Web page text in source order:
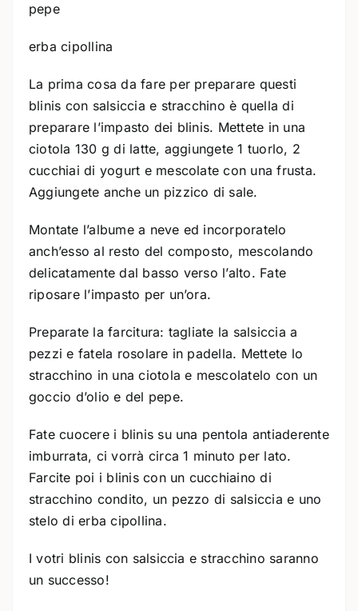
pepe
erba cipollina
La prima cosa da fare per preparare questi
blinis con salsiccia e stracchino è quella di
preparare l’impasto dei blinis. Mettete in una
ciotola 130 g di latte, aggiungete 1 tuorlo, 2
cucchiai di yogurt e mescolate con una frusta.
Aggiungete anche un pizzico di sale.
Montate l’albume a neve ed incorporatelo
anch’esso al resto del composto, mescolando
delicatamente dal basso verso l’alto. Fate
riposare l’impasto per un’ora.
Preparate la farcitura: tagliate la salsiccia a
pezzi e fatela rosolare in padella. Mettete lo
stracchino in una ciotola e mescolatelo con un
goccio d’olio e del pepe.
Fate cuocere i blinis su una pentola antiaderente
imburrata, ci vorrà circa 1 minuto per lato.
Farcite poi i blinis con un cucchiaino di
stracchino condito, un pezzo di salsiccia e uno
stelo di erba cipollina.
I votri blinis con salsiccia e stracchino saranno
un successo!